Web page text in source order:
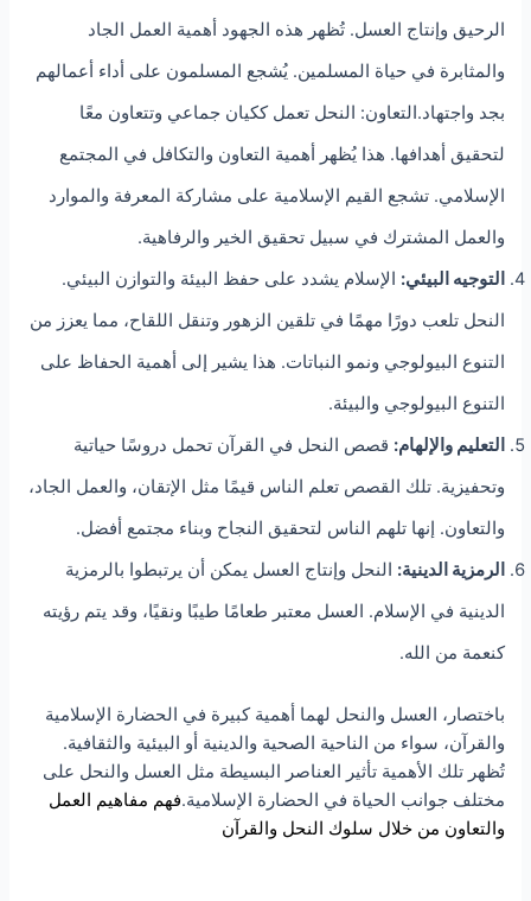
الرحيق وإنتاج العسل. تُظهر هذه الجهود أهمية العمل الجاد
والمثابرة في حياة المسلمين. يُشجع المسلمون على أداء أعمالهم
بجد واجتهاد.التعاون: النحل تعمل ككيان جماعي وتتعاون معًا
لتحقيق أهدافها. هذا يُظهر أهمية التعاون والتكافل في المجتمع
الإسلامي. تشجع القيم الإسلامية على مشاركة المعرفة والموارد
والعمل المشترك في سبيل تحقيق الخير والرفاهية.
التوجيه البيئي: الإسلام يشدد على حفظ البيئة والتوازن البيئي.
النحل تلعب دورًا مهمًا في تلقين الزهور وتنقل اللقاح، مما يعزز من
التنوع البيولوجي ونمو النباتات. هذا يشير إلى أهمية الحفاظ على
التنوع البيولوجي والبيئة.
التعليم والإلهام: قصص النحل في القرآن تحمل دروسًا حياتية
وتحفيزية. تلك القصص تعلم الناس قيمًا مثل الإتقان، والعمل الجاد،
والتعاون. إنها تلهم الناس لتحقيق النجاح وبناء مجتمع أفضل.
الرمزية الدينية: النحل وإنتاج العسل يمكن أن يرتبطوا بالرمزية
الدينية في الإسلام. العسل معتبر طعامًا طيبًا ونقيًا، وقد يتم رؤيته
كنعمة من الله.
باختصار، العسل والنحل لهما أهمية كبيرة في الحضارة الإسلامية
والقرآن، سواء من الناحية الصحية والدينية أو البيئية والثقافية.
تُظهر تلك الأهمية تأثير العناصر البسيطة مثل العسل والنحل على
مختلف جوانب الحياة في الحضارة الإسلامية.فهم مفاهيم العمل
والتعاون من خلال سلوك النحل والقرآن